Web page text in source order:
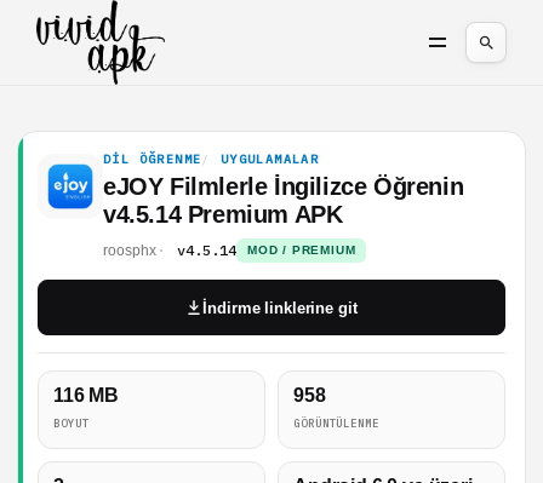
DIL ÖĞRENME UYGULAMALAR
eJOY Filmlerle İngilizce Öğrenin
v4.5.14 Premium APK
roosphx v4.5.14 MOD / PREMIUM
116 MB
BOYUT
958
GÖRÜNTÜLENME
İndirme linklerine git